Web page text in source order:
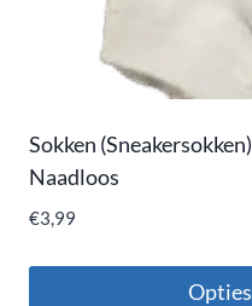
Sokken
Naadloos
€3,99